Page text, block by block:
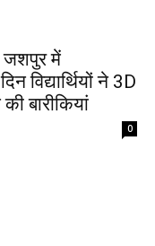
जशपुर में
विद्यार्थियों ने 3D
बारीकियां
0